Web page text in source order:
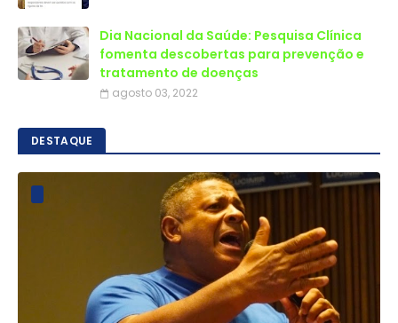
Dia Nacional da Saúde: Pesquisa Clínica
fomenta descobertas para prevenção e
tratamento de doenças
agosto 03, 2022
DESTAQUE